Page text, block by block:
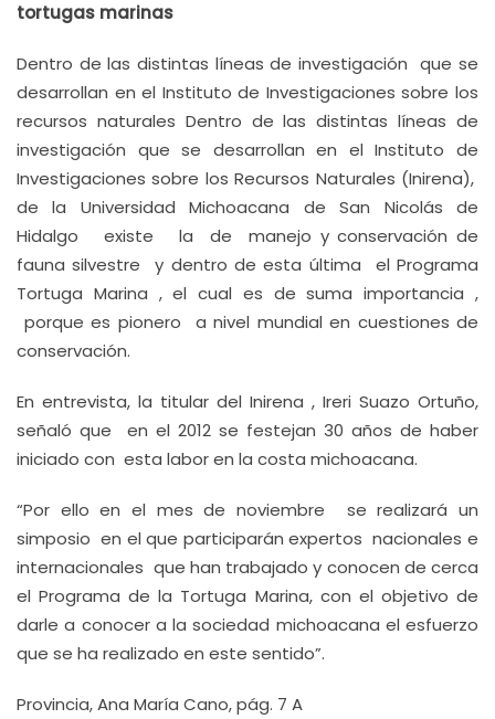
tortugas marinas
Dentro de las distintas líneas de investigación que se
desarrollan en el Instituto de Investigaciones sobre los
recursos naturales Dentro de las distintas líneas de
investigación que se desarrollan en el Instituto de
Investigaciones sobre los Recursos Naturales (Inirena),
de la Universidad Michoacana de San Nicolás de
Hidalgo existe la de manejo y conservación de
fauna silvestre y dentro de esta última el Programa
Tortuga Marina , el cual es de suma importancia ,
porque es pionero a nivel mundial en cuestiones de
conservación.
En entrevista, la titular del Inirena , Ireri Suazo Ortuño,
señaló que en el 2012 se festejan 30 años de haber
iniciado con esta labor en la costa michoacana.
“Por ello en el mes de noviembre se realizará un
simposio en el que participarán expertos nacionales e
internacionales que han trabajado y conocen de cerca
el Programa de la Tortuga Marina, con el objetivo de
darle a conocer a la sociedad michoacana el esfuerzo
que se ha realizado en este sentido”.
Provincia, Ana María Cano, pág. 7 A